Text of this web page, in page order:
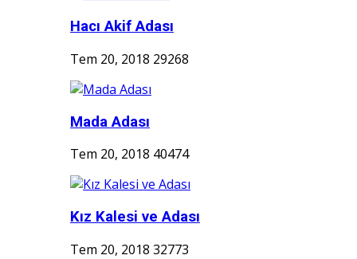
Hacı Akif Adası
Tem 20, 2018 29268
Mada Adası
Tem 20, 2018 40474
Kız Kalesi ve Adası
Tem 20, 2018 32773